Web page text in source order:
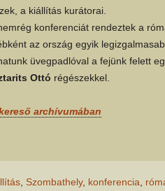
a kiállítás kurátorai.
konferenciát rendeztek a
az ország egyik
üvegpadlóval a fejünk felett
Ottó régészekkel.
archívumában
, Szombathely, konferencia